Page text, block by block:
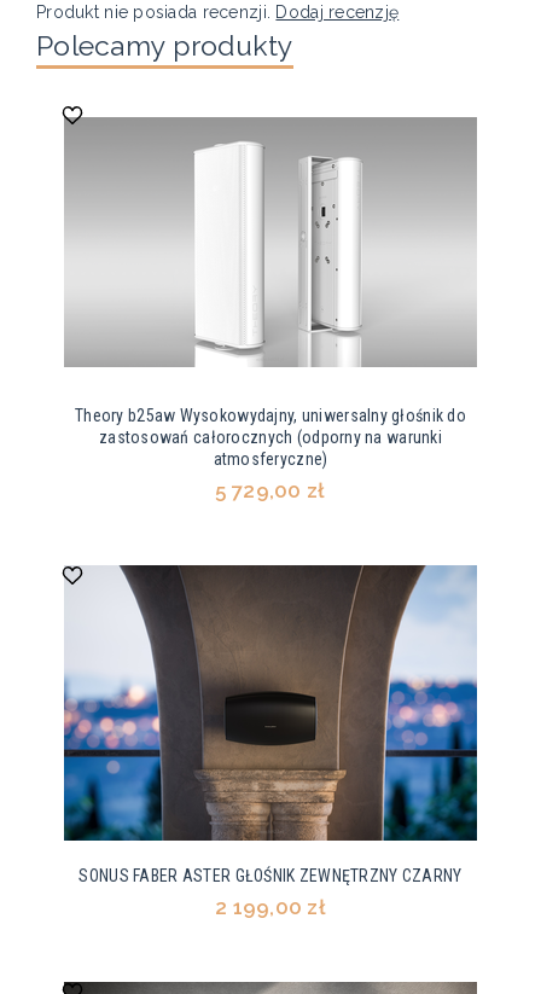
Produkt nie posiada recenzji. Dodaj recenzję
Polecamy produkty
Theory b25aw Wysokowydajny, uniwersalny głośnik do
zastosowań całorocznych (odporny na warunki
atmosferyczne)
5 729,00 zł
SONUS FABER ASTER GŁOŚNIK ZEWNĘTRZNY CZARNY
2 199,00 zł